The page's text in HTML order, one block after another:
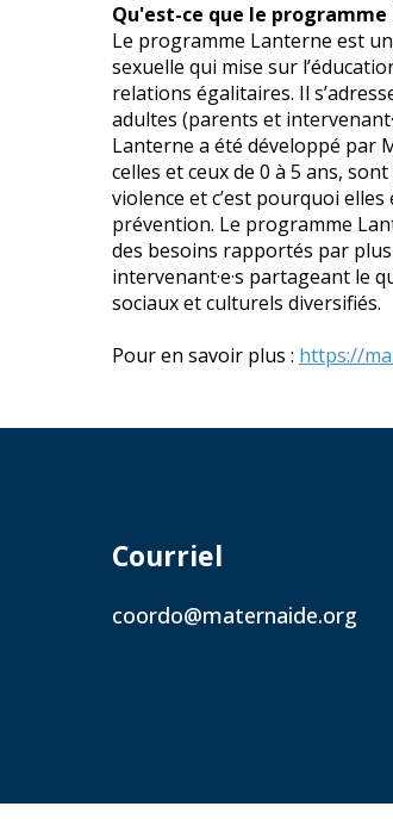
Qu'est-ce que le programme
Le programme Lanterne est
sexuelle qui mise sur
relations égalitaires. Il
adultes (parents et
Lanterne a été développé par
celles et ceux de 0 à 5 ans,
violence et c’est pourquoi
prévention. Le programme
des besoins rapportés par
intervenant·e·s partageant le
sociaux et culturels diversifiés.
Pour en savoir plus : https://
Courriel
coordo@maternaide.org